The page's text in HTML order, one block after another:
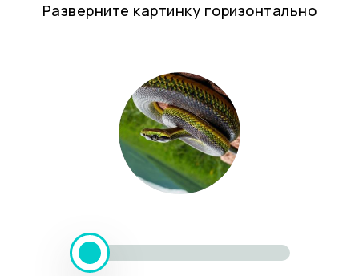
Разверните картинку горизонтально